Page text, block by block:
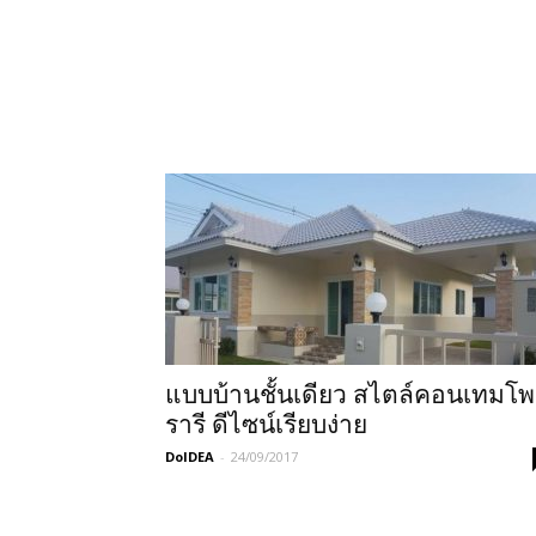
แบบบ้านชั้นเดียว สไตล์คอนเทมโพ
รารี ดีไซน์เรียบง่าย
DoIDEA - 24/09/2017